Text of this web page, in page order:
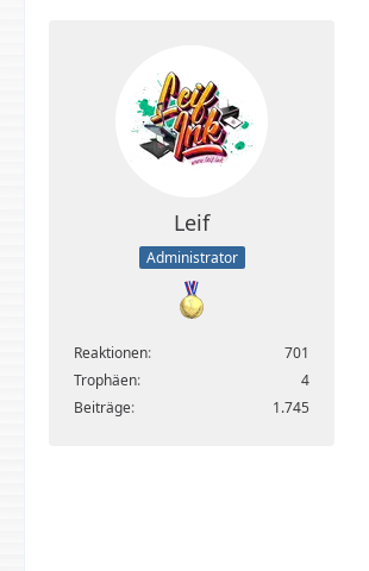
Leif
Administrator
Reaktionen
701
Trophäen
4
Beiträge
1.745